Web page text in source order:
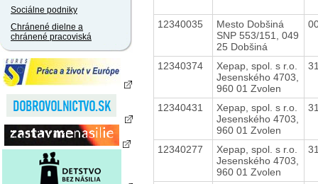
Sociálne podniky
Chránené dielne a
chránené pracoviská
12340035
Mesto Dobšiná
SNP 553/151, 049
25 Dobšiná
12340374
Xepap, spol. s r.o.
Jesenského 4703,
960 01 Zvolen
12340431
Xepap, spol. s r.o.
Jesenského 4703,
960 01 Zvolen
12340277
Xepap, spol. s r.o.
Jesenského 4703,
960 01 Zvolen